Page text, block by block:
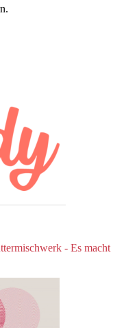
- Es macht